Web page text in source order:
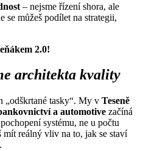
– nejsme řízení shora, ale
se můžeš podílet na strategii,
2.0!
architekta kvality
„odškrtané tasky“. My v Teseně
a automotive začíná
systému, ne u počtu
mít reálný vliv na to, jak se staví